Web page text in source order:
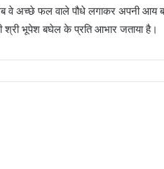
वे अच्छे फल वाले पौधे लगाकर अपनी आय
भूपेश बघेल के प्रति आभार जताया है।